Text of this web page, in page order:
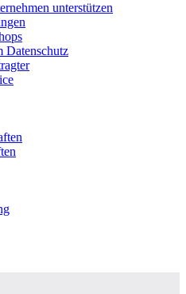
unterstützen
Datenschutz